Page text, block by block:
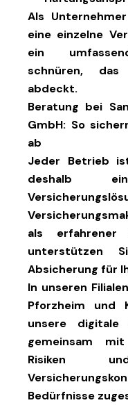
Als
eine einzelne
ein
schnüren,
abdeckt.
Beratung bei
GmbH: So
ab
Jeder Betrieb
deshalb
als
unterstützen
Absicherung für
In unseren
Pforzheim und
unsere digitale
gemeinsam
Risiken
Bedürfnisse